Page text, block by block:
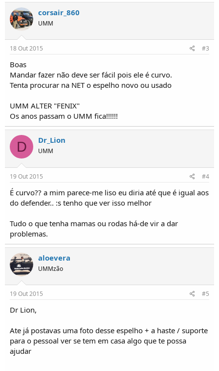
corsair_860
UMM
18 Out 2015 #3
Boas
Mandar fazer não deve ser fácil pois ele é curvo.
Tenta procurar na NET o espelho novo ou usado
UMM ALTER "FENIX"
Os anos passam o UMM fica!!!!!!
D Dr_Lion
UMM
19 Out 2015 #4
É curvo?? a mim parece-me liso eu diria até que é igual aos
do defender.. :s tenho que ver isso melhor
Tudo o que tenha mamas ou rodas há-de vir a dar
problemas.
aloevera
UMMzão
19 Out 2015 #5
Dr Lion,
Ate já postavas uma foto desse espelho + a haste / suporte
para o pessoal ver se tem em casa algo que te possa
ajudar